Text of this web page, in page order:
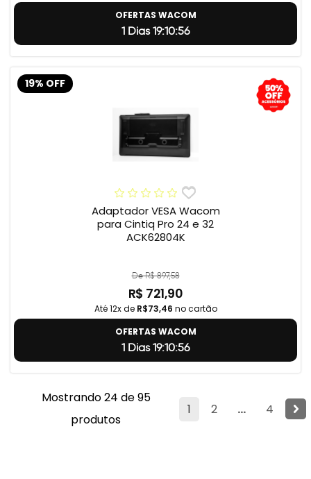
OFERTAS WACOM
1 Dias 19:10:55
19% OFF
Adaptador VESA Wacom
para Cintiq Pro 24 e 32
ACK62804K
De R$ 897,58
R$ 721,90
Até 12x de R$73,46 no cartão
OFERTAS WACOM
1 Dias 19:10:55
1 2 ... 4
Mostrando 24 de 95
produtos